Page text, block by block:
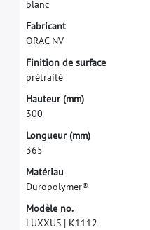
blanc
Fabricant
ORAC NV
Finition de surface
prétraité
Hauteur (mm)
300
Longueur (mm)
365
Matériau
Duropolymer®
Modèle no.
LUXXUS | K1112